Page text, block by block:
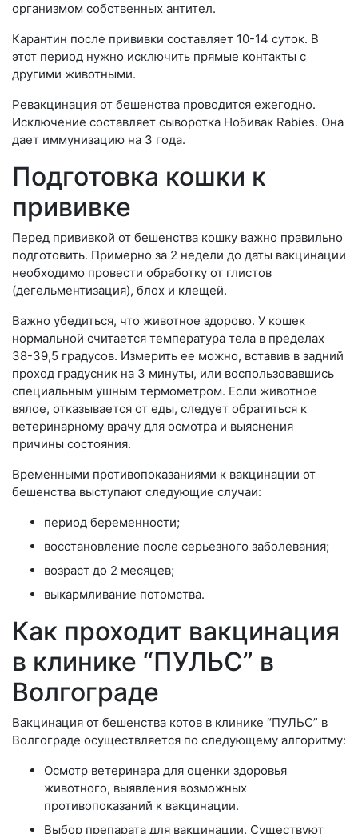
организмом собственных антител.
Карантин после прививки составляет 10-14 суток. В
этот период нужно исключить прямые контакты с
другими животными.
Ревакцинация от бешенства проводится ежегодно.
Исключение составляет сыворотка Нобивак Rabies. Она
дает иммунизацию на 3 года.
Подготовка кошки к
прививке
Перед прививкой от бешенства кошку важно правильно
подготовить. Примерно за 2 недели до даты вакцинации
необходимо провести обработку от глистов
(дегельментизация), блох и клещей.
Важно убедиться, что животное здорово. У кошек
нормальной считается температура тела в пределах
38-39,5 градусов. Измерить ее можно, вставив в задний
проход градусник на 3 минуты, или воспользовавшись
специальным ушным термометром. Если животное
вялое, отказывается от еды, следует обратиться к
ветеринарному врачу для осмотра и выяснения
причины состояния.
Временными противопоказаниями к вакцинации от
бешенства выступают следующие случаи:
период беременности;
восстановление после серьезного заболевания;
возраст до 2 месяцев;
выкармливание потомства.
Как проходит вакцинация
в клинике “ПУЛЬС” в
Волгограде
Вакцинация от бешенства котов в клинике “ПУЛЬС” в
Волгограде осуществляется по следующему алгоритму:
Осмотр ветеринара для оценки здоровья
животного, выявления возможных
противопоказаний к вакцинации.
Выбор препарата для вакцинации. Существуют